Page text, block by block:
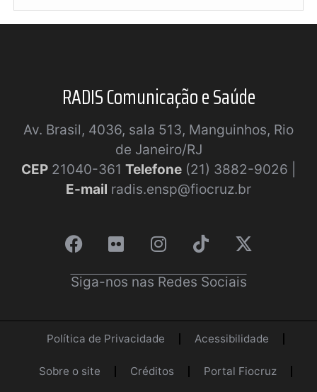
RADIS Comunicação e Saúde
Av. Brasil, 4036, sala 513, Manguinhos, Rio
de Janeiro/RJ
CEP 21040-361 Telefone (21) 3882-9026 |
E-mail radis.ensp@fiocruz.br
Siga-nos nas Redes Sociais
Política de Privacidade Acessibilidade
Sobre o site Créditos Portal Fiocruz